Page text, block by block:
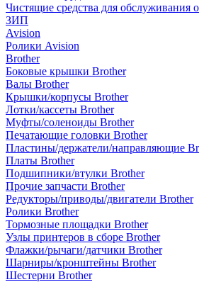
Чистящие средства для обслуживания
ЗИП
Avision
Ролики Avision
Brother
Боковые крышки Brother
Валы Brother
Крышки/корпусы Brother
Лотки/кассеты Brother
Муфты/соленоиды Brother
Печатающие головки Brother
Пластины/держатели/направляющие
Платы Brother
Подшипники/втулки Brother
Прочие запчасти Brother
Редукторы/приводы/двигатели Brother
Ролики Brother
Тормозные площадки Brother
Узлы принтеров в сборе Brother
Флажки/рычаги/датчики Brother
Шарниры/кронштейны Brother
Шестерни Brother